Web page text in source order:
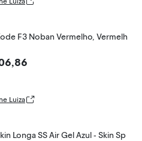
F3 Noban Vermelho, Vermelh
Luiza
Longa SS Air Gel Azul - Skin Sp